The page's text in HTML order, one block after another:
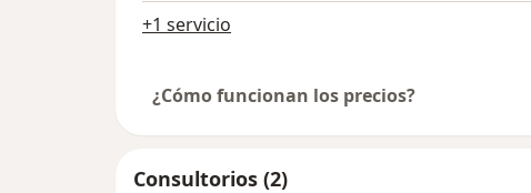
+1 servicio
¿Cómo funcionan los precios?
Consultorios (2)